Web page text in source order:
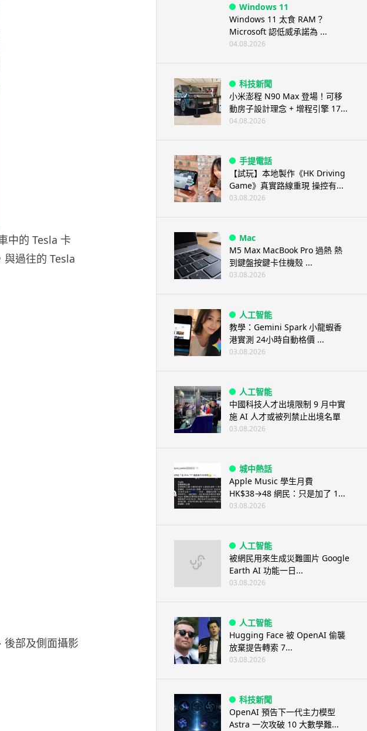
中的 Tesla 卡
過往的 Tesla
部及側面攝影
Windows 11
Windows 11 太食 RAM？
Microsoft 認低威承諾為 ...
04.08.2026
科技新聞
小米澎程 N90 Max 登場！可移
動房子設計理念 + 增程引擎 17...
04.08.2026
手提電話
【試玩】本地製作《HK Driving
Game》真實路線重現 操控有...
03.08.2026
Mac
M5 Max MacBook Pro 過熱 熱
到鍵盤按鍵卡住機殼 ...
03.08.2026
人工智能
教學：Gemini Spark 小龍蝦香
港實測 24小時自動格價 ...
03.08.2026
人工智能
中國科技人才出境限制 9 月中實
施 AI 人才或被列禁止出境名單
03.08.2026
城中熱話
Apple Music 學生月費
HK$38→48 網民：只是加了 1...
03.08.2026
人工智能
被網民用來生成災難圖片 Google
Earth AI 功能一日...
03.08.2026
人工智能
Hugging Face 被 OpenAI 偷襲
放棄提告轉索 7...
03.08.2026
科技新聞
OpenAI 預告下一代主力模型
Astra 一次攻破 10 大數學難...